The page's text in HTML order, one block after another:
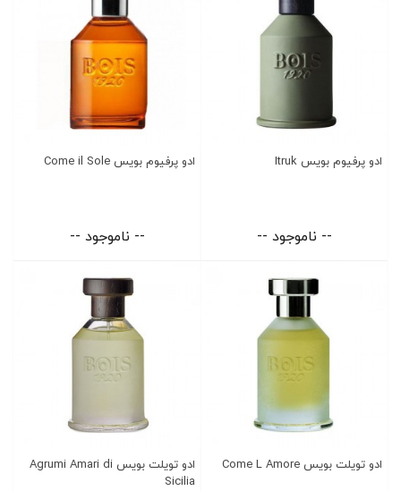
ادو پرفیوم بویس Itruk
-- ناموجود --
ادو پرفیوم بویس Come il Sole
-- ناموجود --
ادو تویلت بویس Come L Amore
ادو تویلت بویس Agrumi Amari di
Sicilia